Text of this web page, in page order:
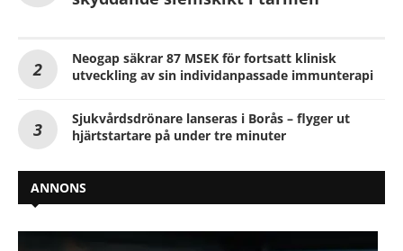
Neogap säkrar 87 MSEK för fortsatt klinisk
utveckling av sin individanpassade immunterapi
Sjukvårdsdrönare lanseras i Borås – flyger ut
hjärtstartare på under tre minuter
ANNONS